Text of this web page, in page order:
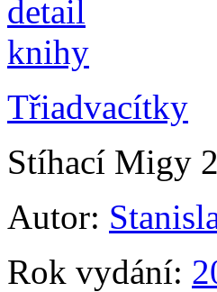
Třiadvacítky
Stíhací Migy
Autor:
Rok vydání: